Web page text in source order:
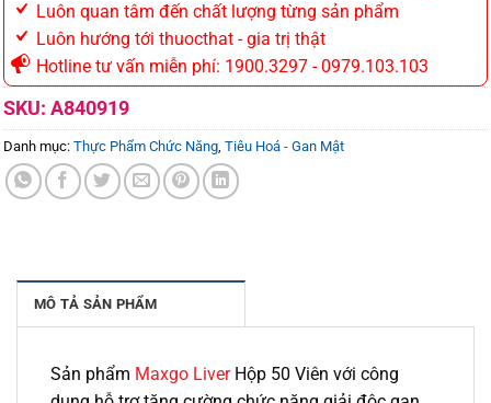
Luôn quan tâm đến chất lượng từng sản phẩm
Luôn hướng tới thuocthat - gia trị thật
Hotline tư vấn miễn phí: 1900.3297 - 0979.103.103
SKU: A840919
Danh mục: Thực Phẩm Chức Năng, Tiêu Hoá - Gan Mật
MÔ TẢ SẢN PHẨM
Sản phẩm Maxgo LiverHộp 50 Viên với công